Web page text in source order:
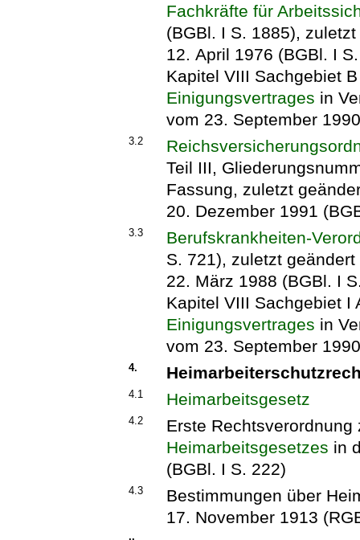
Fachkräfte für
(BGBl. I S. 1885),
12. April 1976 (BGBl. I
Kapitel VIII Sachgebiet
Einigungsvertrages in
vom 23. September
3.2
Teil III,
Fassung, zuletzt
20. Dezember 1991
3.3
Berufskrankheiten-
S. 721), zuletzt
22. März 1988 (BGBl. I
Kapitel VIII Sachgebiet I
Einigungsvertrages in
vom 23. September
4.
4.1 Heimarbeitsgesetz
4.2
Erste
Heimarbeitsgesetzes in
(BGBl. I S. 222)
4.3
Bestimmungen über
17. November 1913